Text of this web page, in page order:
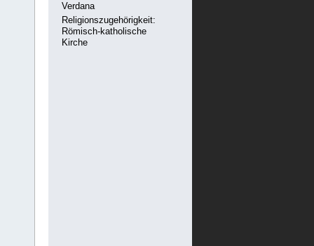
Verdana
Religionszugehörigkeit:
Römisch-katholische
Kirche